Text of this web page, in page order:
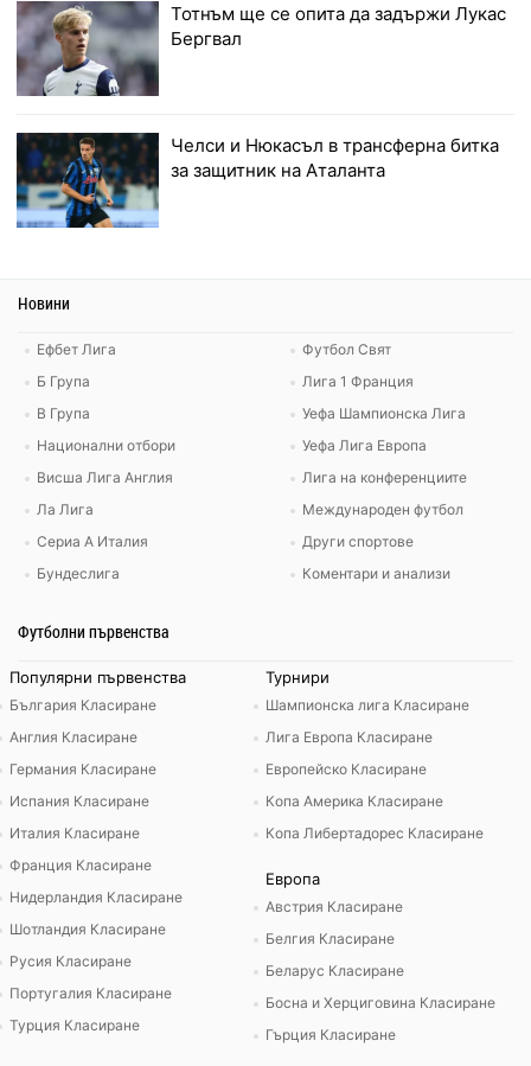
Тотнъм ще се опита да задържи Лукас
Бергвал
Челси и Нюкасъл в трансферна битка
за защитник на Аталанта
Новини
Ефбет Лига
Б Група
В Група
Национални отбори
Висша Лига Англия
Ла Лига
Сериа А Италия
Бундеслига
Футбол Свят
Лига 1 Франция
Уефа Шампионска Лига
Уефа Лига Европа
Лига на конференциите
Международен футбол
Други спортове
Коментари и анализи
Футболни първенства
Популярни първенства
България Класиране
Англия Класиране
Германия Класиране
Испания Класиране
Италия Класиране
Франция Класиране
Нидерландия Класиране
Шотландия Класиране
Русия Класиране
Португалия Класиране
Турция Класиране
Турнири
Шампионска лига Класиране
Лига Европа Класиране
Европейско Класиране
Копа Америка Класиране
Копа Либертадорес Класиране
Европа
Австрия Класиране
Белгия Класиране
Беларус Класиране
Босна и Херциговина Класиране
Гърция Класиране